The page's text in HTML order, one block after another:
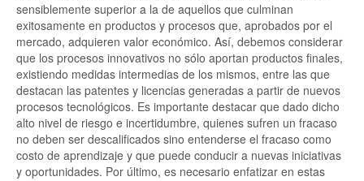
sensiblemente superior a la de aquellos que culminan
exitosamente en productos y procesos que, aprobados por el
mercado, adquieren valor económico. Así, debemos considerar
que los procesos innovativos no sólo aportan productos finales,
existiendo medidas intermedias de los mismos, entre las que
destacan las patentes y licencias generadas a partir de nuevos
procesos tecnológicos. Es importante destacar que dado dicho
alto nivel de riesgo e incertidumbre, quienes sufren un fracaso
no deben ser descalificados sino entenderse el fracaso como
costo de aprendizaje y que puede conducir a nuevas iniciativas
y oportunidades. Por último, es necesario enfatizar en estas